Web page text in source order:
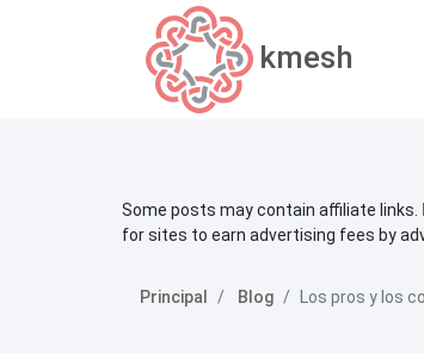
kmesh
Some posts may contain affiliate links.
for sites to earn advertising fees by
Principal Blog Los pros y los